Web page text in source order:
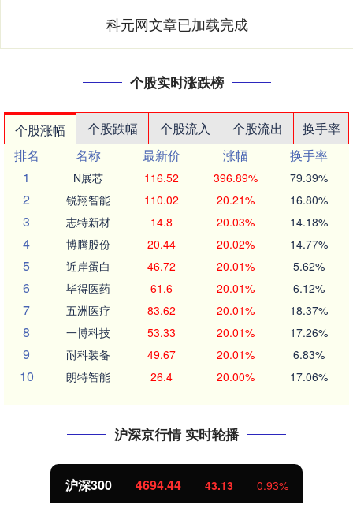
科元网文章已加载完成
个股实时涨跌榜
个股涨幅 个股跌幅 个股流入 个股流出
换手率
排名
名称 最新价 涨幅
换手率
1
N展芯 116.52 396.89% 79.39%
2 锐翔智能 110.02 20.21% 16.80%
3 志特新材 14.8 20.03% 14.18%
4 博腾股份 20.44 20.02% 14.77%
5 近岸蛋白 46.72 20.01% 5.62%
6 毕得医药 61.6 20.01% 6.12%
7 五洲医疗 83.62 20.01% 18.37%
8 一博科技 53.33 20.01% 17.26%
9 耐科装备 49.67 20.01% 6.83%
10 朗特智能 26.4 20.00% 17.06%
沪深京行情 实时轮播
沪深300 4694.44 43.13 0.93%